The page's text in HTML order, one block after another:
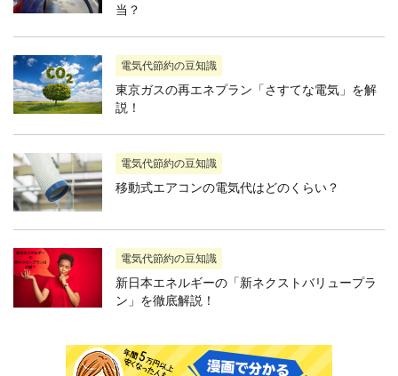
当？
電気代節約の豆知識
東京ガスの再エネプラン「さすてな電気」を解
説！
電気代節約の豆知識
移動式エアコンの電気代はどのくらい？
電気代節約の豆知識
新日本エネルギーの「新ネクストバリュープラ
ン」を徹底解説！